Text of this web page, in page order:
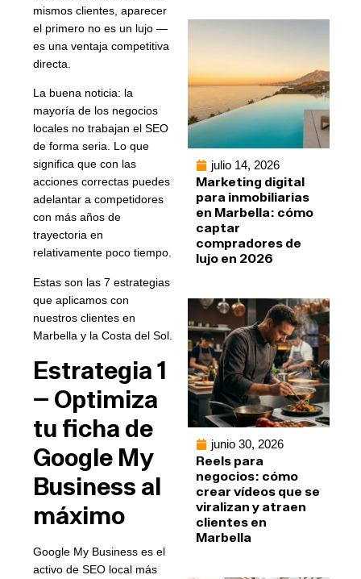
mismos clientes, aparecer
el primero no es un lujo —
es una ventaja competitiva
directa.
La buena noticia: la
mayoría de los negocios
locales no trabajan el SEO
de forma seria. Lo que
significa que con las
acciones correctas puedes
adelantar a competidores
con más años de
trayectoria en
relativamente poco tiempo.
Estas son las 7 estrategias
que aplicamos con
nuestros clientes en
Marbella y la Costa del Sol.
Estrategia 1
— Optimiza
tu ficha de
Google My
Business al
máximo
Google My Business es el
activo de SEO local más
julio 14, 2026
Marketing digital
para inmobiliarias
en Marbella: cómo
captar
compradores de
lujo en 2026
junio 30, 2026
Reels para
negocios: cómo
crear vídeos que se
viralizan y atraen
clientes en
Marbella